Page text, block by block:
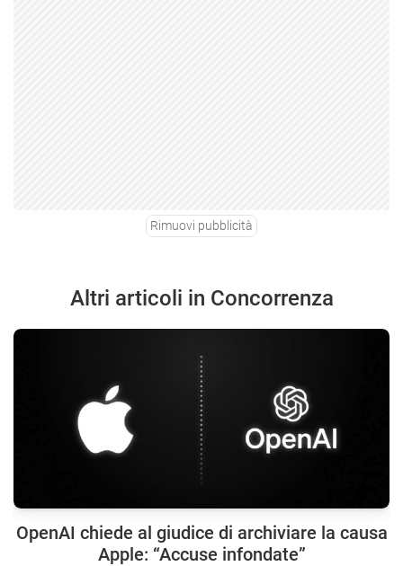
Rimuovi pubblicità
Altri articoli in Concorrenza
OpenAI chiede al giudice di archiviare la causa
Apple: “Accuse infondate”